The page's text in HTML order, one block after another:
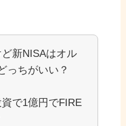
新NISAはオル
っちがいい？
で1億円でFIRE